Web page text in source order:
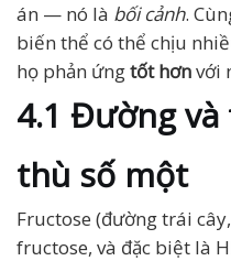
án — nó là bối cảnh.
biến thể có thể chịu
họ phản ứngtốt hơnvới
4.1 Đường
thù số một
Fructose (đường trái
fructose, và đặc biệt là